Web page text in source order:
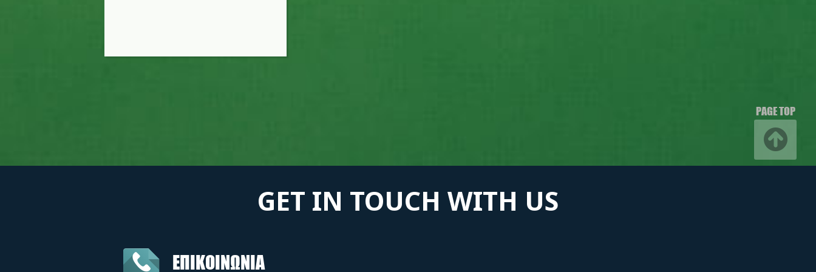
PAGE TOP
GET IN TOUCH WITH US
ΕΠΙΚΟΙΝΩΝΙΑ